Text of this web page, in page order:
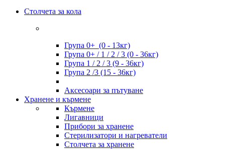
Столчета за кола
Група 0+ (0 - 13кг)
Група 0+ / 1 / 2 / 3 (0 - 36кг)
Група 1 / 2 / 3 (9 - 36кг)
Група 2 /3 (15 - 36кг)
Аксесоари за пътуване
Хранене и кърмене
Кърмене
Лигавници
Прибори за хранене
Стерилизатори и нагреватели
Столчета за хранене